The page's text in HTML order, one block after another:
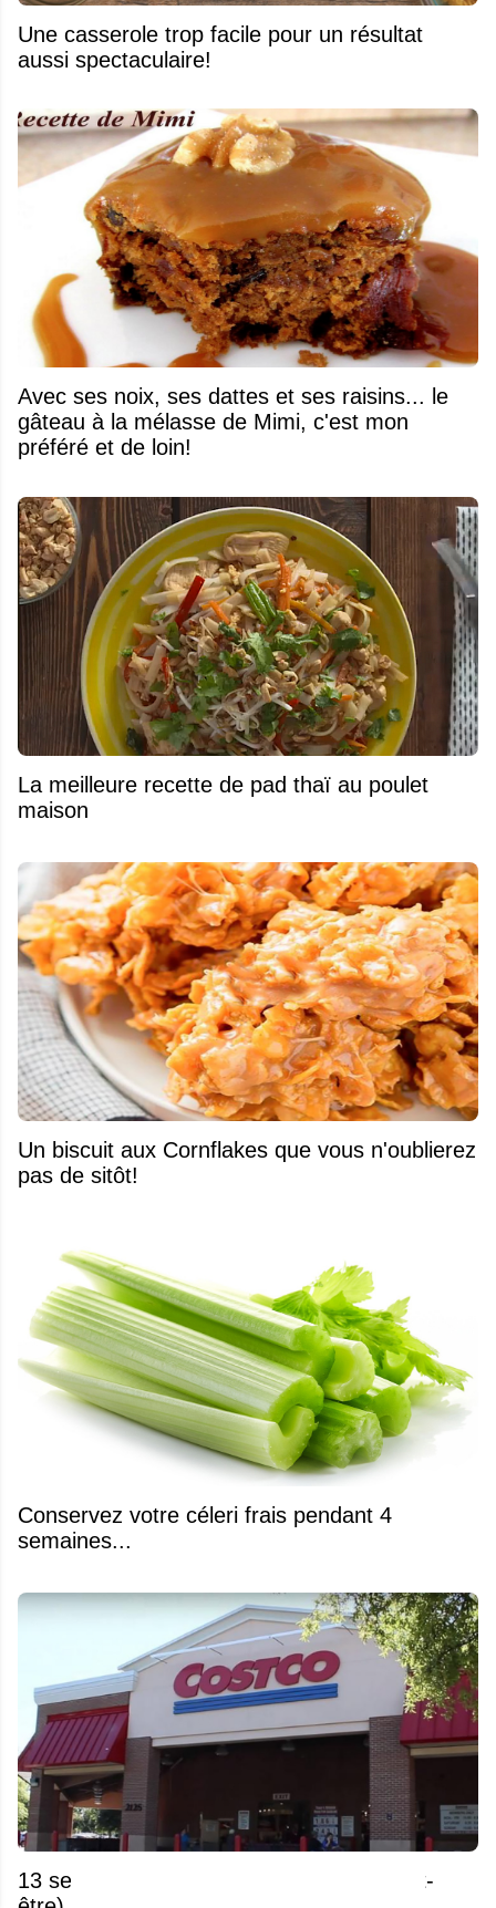
Une casserole trop facile pour un résultat
aussi spectaculaire!
Avec ses noix, ses dattes et ses raisins... le
gâteau à la mélasse de Mimi, c'est mon
préféré et de loin!
La meilleure recette de pad thaï au poulet
maison
Un biscuit aux Cornflakes que vous n'oublierez
pas de sitôt!
Conservez votre céleri frais pendant 4
semaines...
13 secrets Costco dont vous n'avez (peut-